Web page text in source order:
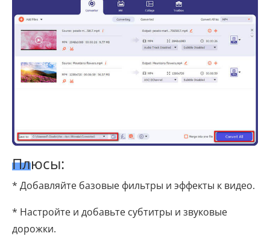
Плюсы:
* Добавляйте базовые фильтры и эффекты к видео.
* Настройте и добавьте субтитры и звуковые
дорожки.